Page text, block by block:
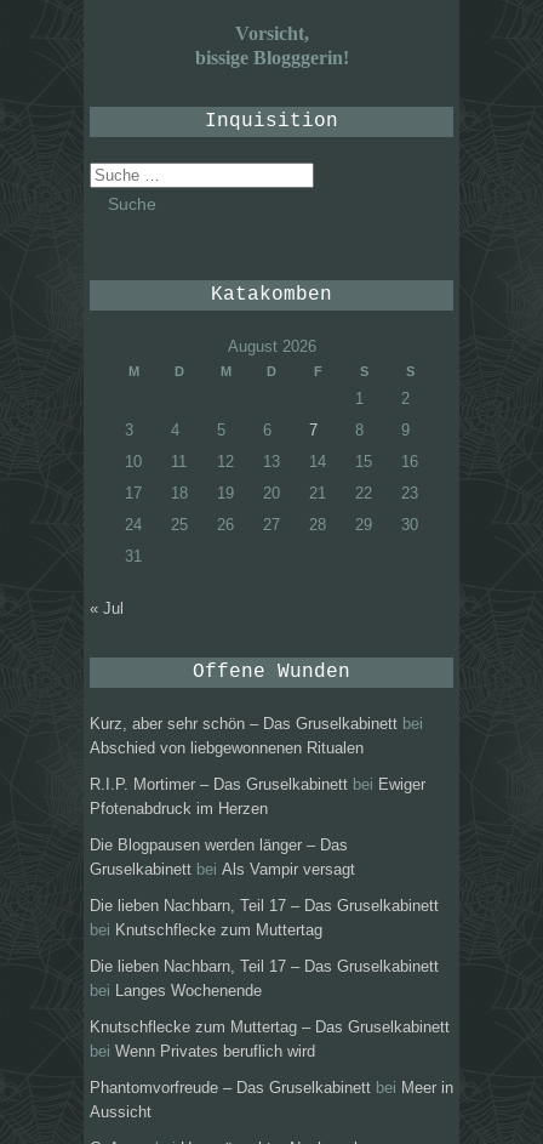
Vorsicht,
bissige Blogggerin!
Inquisition
Suche
nach:
Katakomben
August 2026
M D M D F S S
1
2
3
4 5 6 7 8
9
10
11 12 13 14 15
16
17
18 19 20 21 22
23
24
25 26 27 28 29
30
31
« Jul
Offene Wunden
Kurz, aber sehr schön – Das Gruselkabinett bei
Abschied von liebgewonnenen Ritualen
R.I.P. Mortimer – Das Gruselkabinett bei Ewiger
Pfotenabdruck im Herzen
Die Blogpausen werden länger – Das
Gruselkabinett bei Als Vampir versagt
Die lieben Nachbarn, Teil 17 – Das Gruselkabinett
bei Knutschflecke zum Muttertag
Die lieben Nachbarn, Teil 17 – Das Gruselkabinett
bei
Langes Wochenende
Knutschflecke zum Muttertag – Das Gruselkabinett
bei Wenn Privates beruflich wird
Phantomvorfreude – Das Gruselkabinett bei Meer in
Aussicht